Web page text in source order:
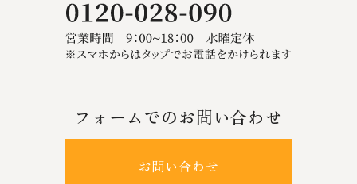
フォームでのお問い合わせ
お問い合わせ